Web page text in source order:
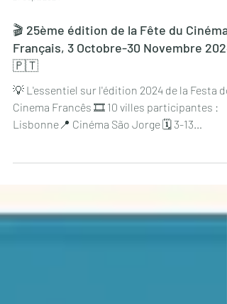
🎬 25ème édition de la Fête du Cinéma
Français, 3 Octobre-30 Novembre 2024
💡 L'essentiel sur l'édition 2024 de la Festa do
Cinema Francês 🎞 10 villes participantes :